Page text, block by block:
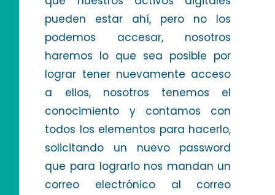
pueden estar ahí, pero no los
podemos accesar, nosotros
haremos lo que sea posible por
lograr tener nuevamente acceso
a ellos, nosotros tenemos el
conocimiento y contamos con
todos los elementos para hacerlo,
solicitando un nuevo password
que para lograrlo nos mandan un
correo electrónico al correo